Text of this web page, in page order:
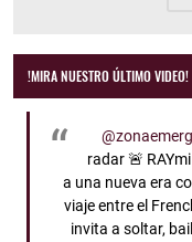
!MIRA NUESTRO ÚLTIMO VIDEO!
radar 🚨
a una nueva era
viaje entre el
invita a soltar,